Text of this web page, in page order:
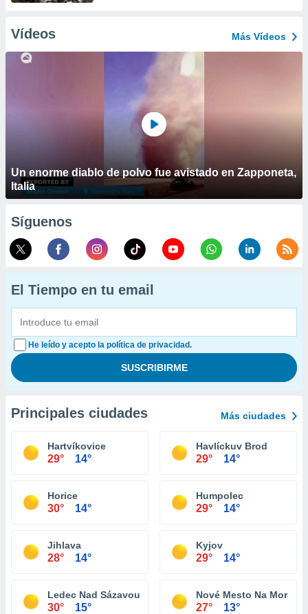
Vídeos Más Vídeos
Un enorme diablo de polvo fue avistado en Zapponeta,
Italia
Síguenos
El Tiempo en tu email
He leído y acepto la política de privacidad.
Principales ciudades Más ciudades
Hartvíkovice
29° 14°
Havlíckuv Brod
29° 14°
Horice
30° 14°
Humpolec
29° 14°
Jihlava
28° 14°
Kyjov
29° 14°
Ledec Nad Sázavou
30° 15°
Nové Mesto Na Morave
27° 13°